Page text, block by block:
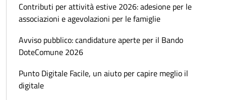
Contributi per attività estive 2026: adesione per le
associazioni e agevolazioni per le famiglie
Avviso pubblico: candidature aperte per il Bando
DoteComune 2026
Punto Digitale Facile, un aiuto per capire meglio il
digitale